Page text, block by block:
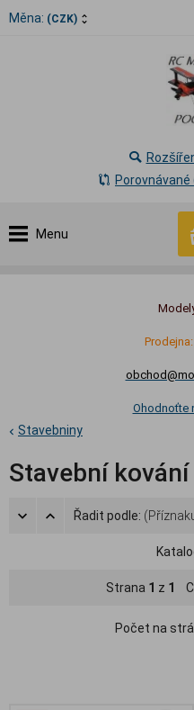
Měna: (CZK)
Menu
Porovnávané
Ohodnoťte
Stavebniny
Stavební kování
Řadit podle:
Strana 1 z 1
Počet na